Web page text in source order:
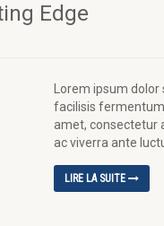
Edge
Lorem ipsum
facilisis fermentum
amet, consectetur
ac viverra ante
LIRE LA SUITE